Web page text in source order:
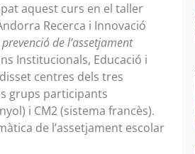
aquest curs en el taller
Recerca i Innovació
de l’assetjament
Institucionals, Educació i
centres dels tres
grups participants
i CM2 (sistema francès).
de l’assetjament escolar